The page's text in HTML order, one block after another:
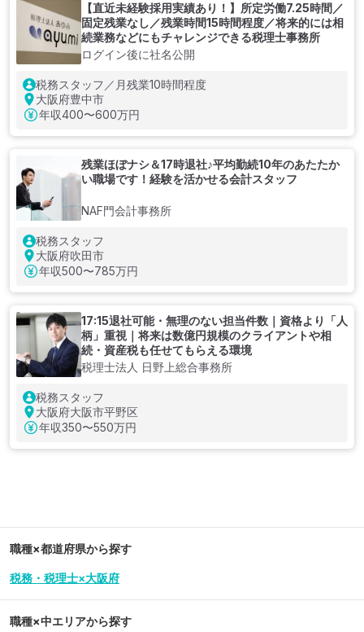
【直近未経験採用実績あり！】所定労働7.25時間／
固定残業なし／残業時間15時間程度／将来的には相
続業務などにもチャレンジできる税理士事務所
ログイン後に社名公開
税務スタッフ／月残業10時間程度
大阪府豊中市
年収400〜600万円
残業ほぼナシ＆17時退社♪平均勤続10年のあたたか
い職場です！経験を活かせる会計スタッフ
NAF門会計事務所
税務スタッフ
大阪府吹田市
年収500〜785万円
17:15退社可能・無理のない担当件数｜資格より「人
柄」重視｜将来は数億円規模のクライアントや相
続・資産税も任せてもらえる環境
税理士法人 日野上総合事務所
税務スタッフ
大阪府大阪市平野区
年収350〜550万円
職種×都道府県から探す
税務・税理士×大阪府
職種×中エリアから探す